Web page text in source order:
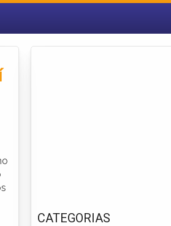
CATEGORIAS